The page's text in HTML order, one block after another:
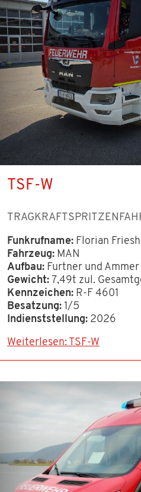
FAHRZEUGE
EINSÄTZE
VEREIN
VORSTANDSCHAFT
GESCHICHTE
MITGLIED WERDEN
BILDER
TERMINE
TERMINE 2026
WISSENSWERTES
DOWNLOADS
TSF-W
Funkrufname: Florian
Fahrzeug: MAN
Aufbau: Furtner und Ammer
Gewicht: 7,49t zul.
Kennzeichen: R-F 4601
Besatzung: 1/5
Indienststellung: 2026
Weiterlesen: TSF-W